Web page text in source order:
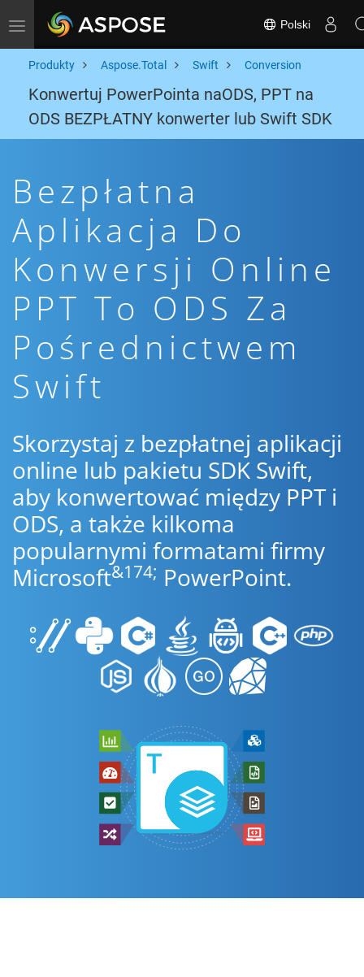
Toggle navigation Polski
Produkty Aspose.Total Swift Conversion
Konwertuj PowerPointa naODS, PPT na
ODS BEZPŁATNY konwerter lub Swift SDK
Bezpłatna
Aplikacja Do
Konwersji Online
PPT To ODS Za
Pośrednictwem
Swift
Skorzystaj z bezpłatnej aplikacji
online lub pakietu SDK Swift,
aby konwertować między PPT i
ODS, a także kilkoma
popularnymi formatami firmy
Microsoft&174; PowerPoint.